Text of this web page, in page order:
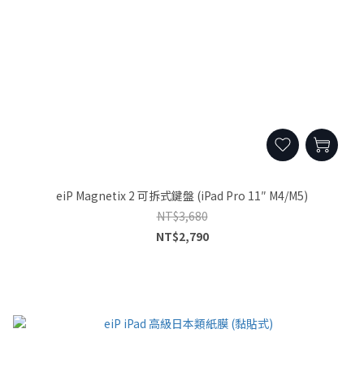
eiP Magnetix 2 可拆式鍵盤 (iPad Pro 11″ M4/M5)
NT$3,680
NT$2,790